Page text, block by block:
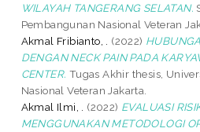
WILAYAH TANGERANG SELATAN.
Pembangunan Nasional Veteran
Akmal Fribianto, .
(2022)
DENGAN NECK PAIN PADA
CENTER. Tugas Akhir thesis,
Nasional Veteran Jakarta.
Akmal Ilmi, .
(2022) EVALUASI
MENGGUNAKAN METODOLOGI